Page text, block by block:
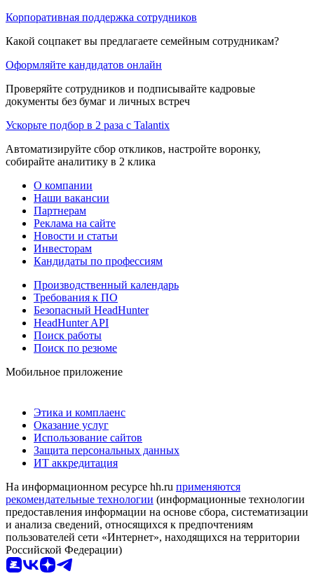
Корпоративная поддержка сотрудников
Какой соцпакет вы предлагаете семейным сотрудникам?
Оформляйте кандидатов онлайн
Проверяйте сотрудников и подписывайте кадровые
документы без бумаг и личных встреч
Ускорьте подбор в 2 раза с Talantix
Автоматизируйте сбор откликов, настройте воронку,
собирайте аналитику в 2 клика
О компании
Наши вакансии
Партнерам
Реклама на сайте
Новости и статьи
Инвесторам
Кандидаты по профессиям
Производственный календарь
Требования к ПО
Безопасный HeadHunter
HeadHunter API
Поиск работы
Поиск по резюме
Мобильное приложение
Этика и комплаенс
Оказание услуг
Использование сайтов
Защита персональных данных
ИТ аккредитация
На информационном ресурсе hh.ru применяются
рекомендательные технологии (информационные технологии
предоставления информации на основе сбора, систематизации
и анализа сведений, относящихся к предпочтениям
пользователей сети «Интернет», находящихся на территории
Российской Федерации)